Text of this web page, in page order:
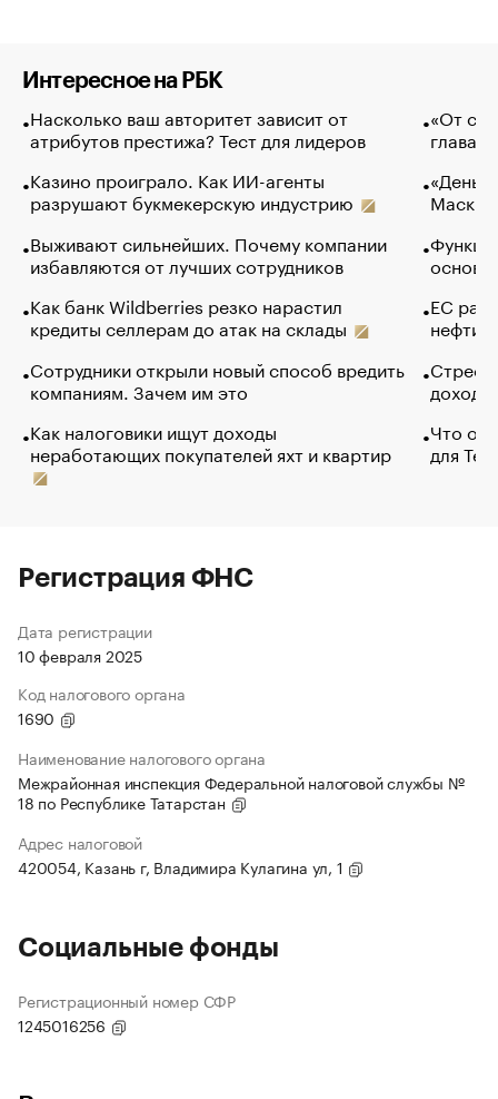
Интересное на РБК
Насколько ваш авторитет зависит от
атрибутов престижа? Тест для лидеров
Казино проиграло. Как ИИ-агенты
разрушают букмекерскую индустрию
Выживают сильнейших. Почему компании
избавляются от лучших сотрудников
Как банк Wildberries резко нарастил
кредиты селлерам до атак на склады
Сотрудники открыли новый способ вредить
компаниям. Зачем им это
Как налоговики ищут доходы
неработающих покупателей яхт и квартир
«От
глава
Маск в
основ
ЕС
нефти
Что
для
Регистрация ФНС
Дата регистрации
10 февраля 2025
Код налогового органа
1690
Наименование налогового органа
Межрайонная инспекция Федеральной налоговой службы №
18 по Республике Татарстан
Адрес налоговой
420054, Казань г, Владимира Кулагина ул, 1
Социальные фонды
Регистрационный номер СФР
1245016256